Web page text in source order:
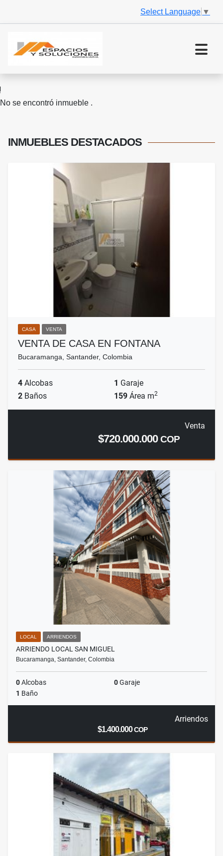
Select Language ▼
No se encontró inmueble .
INMUEBLES DESTACADOS
CASA VENTA
VENTA DE CASA EN FONTANA
Bucaramanga, Santander, Colombia
4 Alcobas 1 Garaje
2 Baños 159 Área m2
Venta
$720.000.000COP
LOCAL ARRIENDOS
ARRIENDO LOCAL SAN MIGUEL
Bucaramanga, Santander, Colombia
0Alcobas 0Garaje
1 Baño
Arriendos
$1.400.000COP